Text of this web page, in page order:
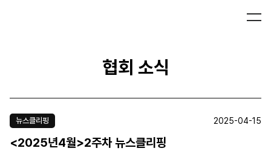
협회 소식
뉴스클리핑 2025-04-15
<2025년4월>2주차 뉴스클리핑